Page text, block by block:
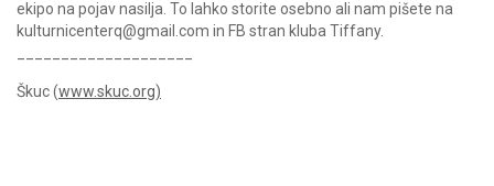
ekipo na pojav nasilja. To lahko storite osebno ali nam pišete na
kulturnicenterq@gmail.com in FB stran kluba Tiffany.
Škuc (www.skuc.org)